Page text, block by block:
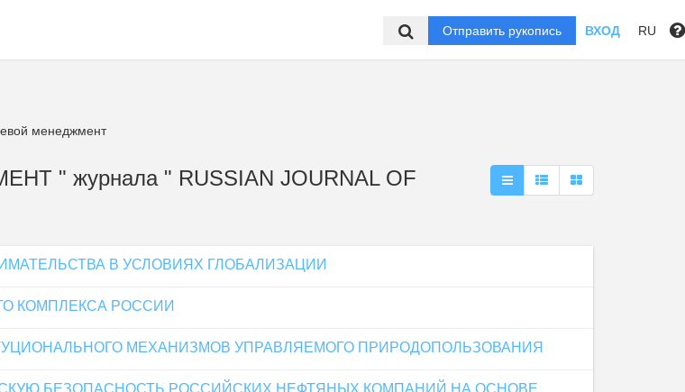
Отправить рукопись ВХОД RU
менеджмент
" журнала " RUSSIAN JOURNAL OF
В УСЛОВИЯХ ГЛОБАЛИЗАЦИИ
КОМПЛЕКСА РОССИИ
МЕХАНИЗМОВ УПРАВЛЯЕМОГО ПРИРОДОПОЛЬЗОВАНИЯ
БЕЗОПАСНОСТЬ РОССИЙСКИХ НЕФТЯНЫХ КОМПАНИЙ НА ОСНОВЕ